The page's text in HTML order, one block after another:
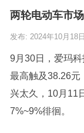
两轮电动车市
发布: 2024年10月18日
9月30日，爱玛
最高触及38.26元
兴太久，10月11
7%~9%徘徊。